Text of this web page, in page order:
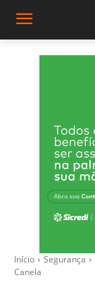
Início Segurança
Canela